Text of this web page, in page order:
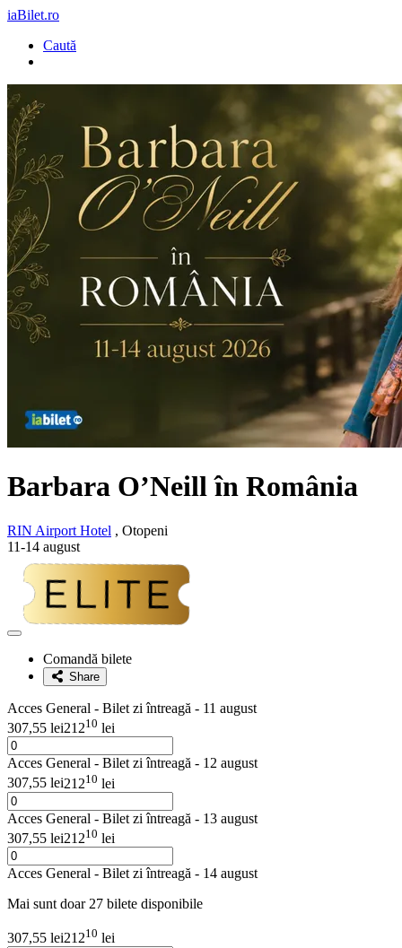
iaBilet.ro
Caută
Barbara O’Neillîn România
RIN Airport Hotel , Otopeni
11-14 august
Adaugă
favoriteComandă bilete
Share
Acces General - Bilet zi întreagă - 11 august
307,55 lei21210 lei
Acces General - Bilet zi întreagă - 12 august
307,55 lei21210 lei
Acces General - Bilet zi întreagă - 13 august
307,55 lei21210 lei
Acces General - Bilet zi întreagă - 14 august
Mai sunt doar 27 bilete disponibile
307,55 lei21210 lei